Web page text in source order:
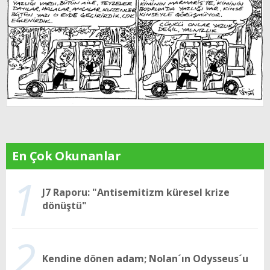
En Çok Okunanlar
1
J7 Raporu: "Antisemitizm küresel krize
dönüştü"
Kendine dönen adam; Nolan´ın Odysseus´u